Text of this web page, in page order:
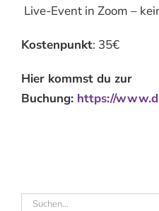
Live-Event in Zoom –
Kostenpunkt: 35€
Hier kommst du zur
Buchung: https://
Suche